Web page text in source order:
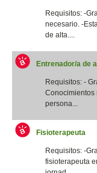
Requisitos: -
necesario. -
de alta....
Entrenador/a de
Requisitos: -
Conocimientos
persona...
Fisioterapeuta
Requisitos: -
fisioterapeuta